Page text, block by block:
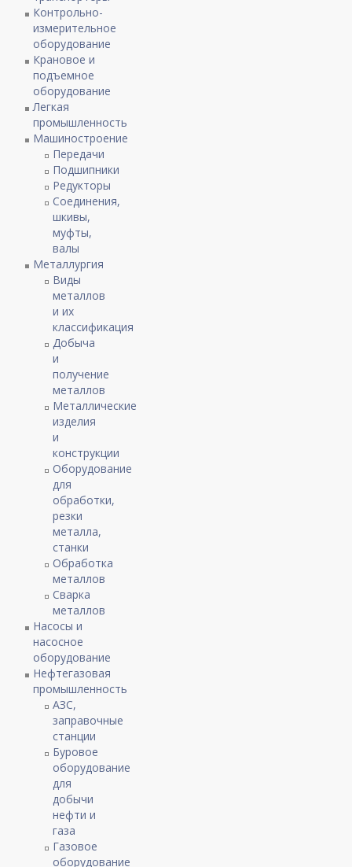
Контрольно-
измерительное
оборудование
Крановое и
подъемное
оборудование
Легкая
промышленность
Машиностроение
Передачи
Подшипники
Редукторы
Соединения,
шкивы,
муфты,
валы
Металлургия
Виды
металлов
и их
классификация
Добыча
и
получение
металлов
Металлические
изделия
и
конструкции
Оборудование
для
обработки,
резки
металла,
станки
Обработка
металлов
Сварка
металлов
Насосы и
насосное
оборудование
Нефтегазовая
промышленность
АЗС,
заправочные
станции
Буровое
оборудование
для
добычи
нефти и
газа
Газовое
оборудование